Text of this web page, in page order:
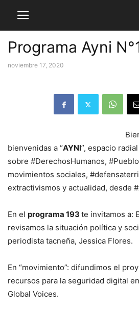
Programa Ayni
noviembre 17, 2020
bienvenidas a “AYNI”, espacio
sobre #DerechosHumanos,
movimientos sociales,
extractivismos y actualidad, desde
En el programa 193 te invitamos a:
revisamos la situación política y
periodista tacneña, Jessica Flores.
En “movimiento”: difundimos el
recursos para la seguridad digital
Global Voices.